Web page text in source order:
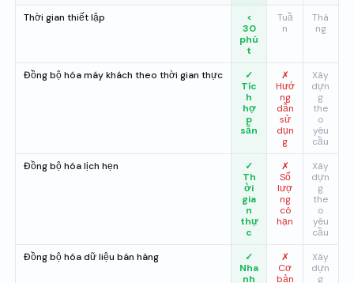
Thời gian thiết lập
<
30
phú
t
Tuầ
n
Thá
ng
Đồng bộ hóa máy khách theo thời gian thực
✓
Tíc
h
hợ
p
sẵn
✗
Hướ
ng
dẫn
sử
dụn
g
Xây
dựn
g
the
o
yêu
cầu
Đồng bộ hóa lịch hẹn
✓
Th
ời
gia
n
thự
c
✗
Số
lượ
ng
có
hạn
Xây
dựn
g
the
o
yêu
cầu
Đồng bộ hóa dữ liệu bán hàng
✓
Nha
nh
✗
Cơ
bản
Xây
dựn
g